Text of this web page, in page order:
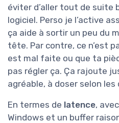
éviter d’aller tout de suite
logiciel. Perso je l’active
ça aide à sortir un peu du
tête. Par contre, ce n’est
est mal faite ou que ta
pas régler ça. Ça rajoute
agréable, à doser selon les
En termes de latence,
Windows et un buffer